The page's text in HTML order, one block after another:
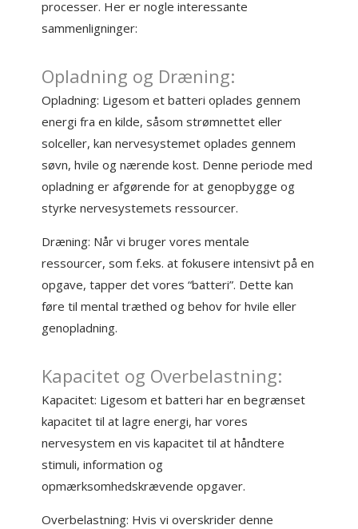
processer. Her er nogle interessante
sammenligninger:
Opladning og Dræning:
Opladning: Ligesom et batteri oplades gennem
energi fra en kilde, såsom strømnettet eller
solceller, kan nervesystemet oplades gennem
søvn, hvile og nærende kost. Denne periode med
opladning er afgørende for at genopbygge og
styrke nervesystemets ressourcer.
Dræning: Når vi bruger vores mentale
ressourcer, som f.eks. at fokusere intensivt på en
opgave, tapper det vores “batteri”. Dette kan
føre til mental træthed og behov for hvile eller
genopladning.
Kapacitet og Overbelastning:
Kapacitet: Ligesom et batteri har en begrænset
kapacitet til at lagre energi, har vores
nervesystem en vis kapacitet til at håndtere
stimuli, information og
opmærksomhedskrævende opgaver.
Overbelastning: Hvis vi overskrider denne